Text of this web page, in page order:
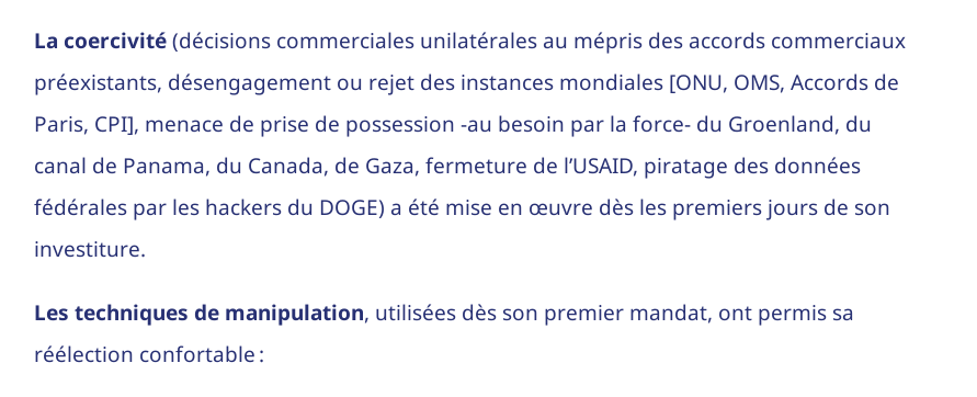
La coercivité(décisions commerciales unilatérales au mépris des accords commerciaux
préexistants, désengagement ou rejet des instances mondiales [ONU, OMS, Accords de
Paris, CPI], menace de prise de possession -au besoin par la force- du Groenland, du
canal de Panama, du Canada, de Gaza, fermeture de l’USAID, piratage des données
fédérales par les hackers du DOGE) a été mise en œuvre dès les premiers jours de son
investiture.
Les techniques de manipulation, utilisées dès son premier mandat, ont permis sa
réélection confortable :